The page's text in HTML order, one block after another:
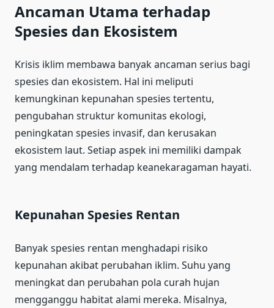
Ancaman Utama terhadap
Spesies dan Ekosistem
Krisis iklim membawa banyak ancaman serius bagi
spesies dan ekosistem. Hal ini meliputi
kemungkinan kepunahan spesies tertentu,
pengubahan struktur komunitas ekologi,
peningkatan spesies invasif, dan kerusakan
ekosistem laut. Setiap aspek ini memiliki dampak
yang mendalam terhadap keanekaragaman hayati.
Kepunahan Spesies Rentan
Banyak spesies rentan menghadapi risiko
kepunahan akibat perubahan iklim. Suhu yang
meningkat dan perubahan pola curah hujan
mengganggu habitat alami mereka. Misalnya,